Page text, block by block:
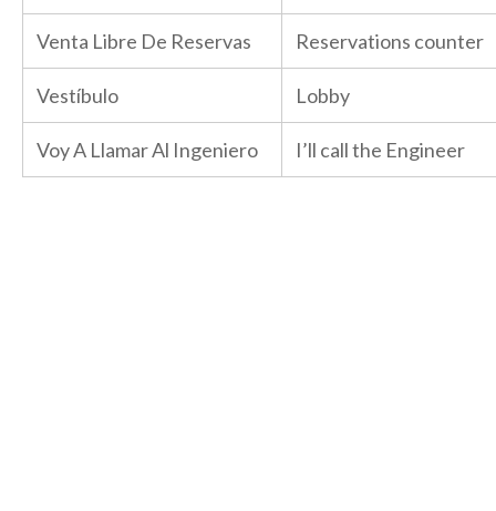
Venta Libre De Reservas Reservations counter
Vestíbulo Lobby
Voy A Llamar Al Ingeniero I’ll call the Engineer